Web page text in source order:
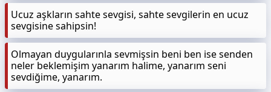
Ucuz aşkların sahte sevgisi, sahte sevgilerin en ucuz
sevgisine sahipsin!
Olmayan duygularınla sevmişsin beni ben ise senden
neler beklemişim yanarım halime, yanarım seni
sevdiğime, yanarım.